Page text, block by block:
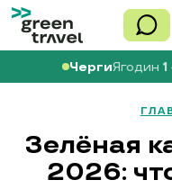
ЧергиЯгодин 1
Зелёная
2026: